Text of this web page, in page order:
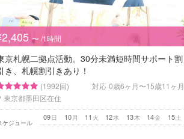
〜 /1時間
京札幌二拠点活動。30分未満短時間サポート割
き、札幌割引きあり！
(1992回) 対応 0歳6ヶ月〜15歳11ヶ月
東京都墨田区在住
ケジュール
日
09 月
10 火
11 水
12 木
13 金
14 土
15